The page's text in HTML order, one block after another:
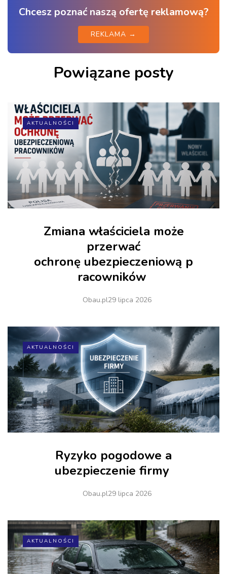
Chcesz poznać naszą ofertę reklamową?
REKLAMA →
Powiązane posty
AKTUALNOŚCI
Zmiana właściciela może
przerwać
ochronę ubezpieczeniową p
racowników
Obau.pl29 lipca 2026
AKTUALNOŚCI
Ryzyko pogodowe a
ubezpieczenie firmy
Obau.pl29 lipca 2026
AKTUALNOŚCI